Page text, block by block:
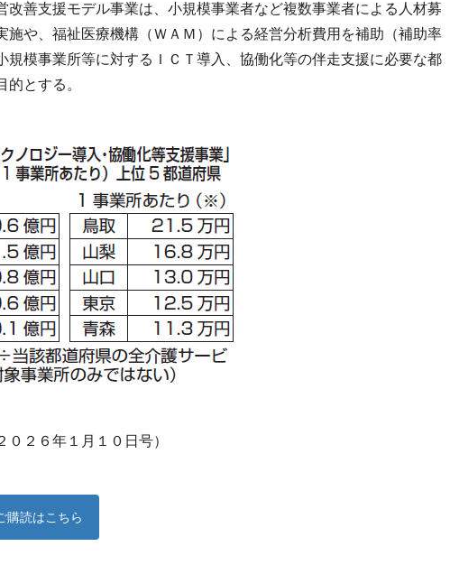
善支援モデル事業は、小規模事業者など複数事業者による人材募
施や、福祉医療機構（ＷＡＭ）による経営分析費用を補助（補助率
規模事業所等に対するＩＣＴ導入、協働化等の伴走支援に必要な都
的とする。
０２６年１月１０日号）
購読はこちら